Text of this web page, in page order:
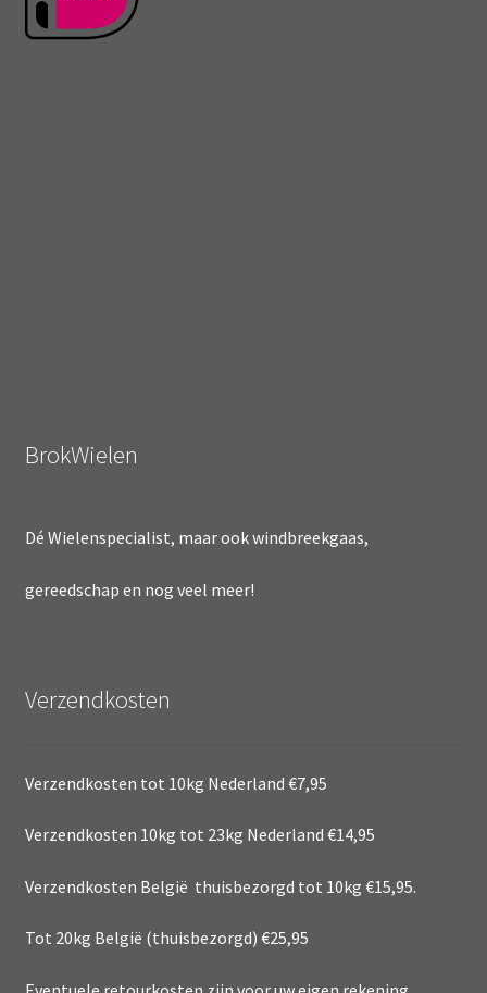
BrokWielen
Dé Wielenspecialist, maar ook windbreekgaas,
gereedschap en nog veel meer!
Verzendkosten
Verzendkosten tot 10kg Nederland €7,95
Verzendkosten 10kg tot 23kg Nederland €14,95
Verzendkosten België thuisbezorgd tot 10kg €15,95.
Tot 20kg België (thuisbezorgd) €25,95